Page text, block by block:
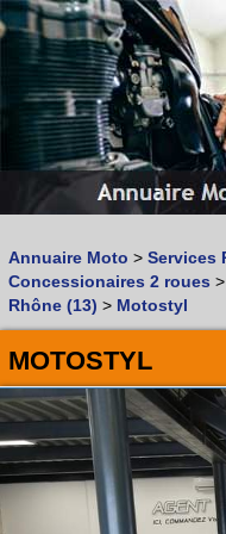
Vous recherchez un
Quoi :
Où :
Retrouvez dans votre
les bonnes adresses de
480
768
Annuaire Moto > Services
Concessionaires 2 roues >
Rhône (13) > Motostyl
MOTOSTYL